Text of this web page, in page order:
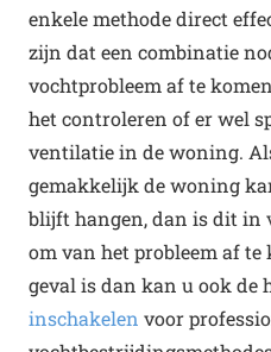
enkele methode direct
zijn dat een combinatie
vochtprobleem af te
het controleren of er wel
ventilatie in de woning.
gemakkelijk de woning
blijft hangen, dan is dit in
om van het probleem af
geval is dan kan u ook de
inschakelen voor